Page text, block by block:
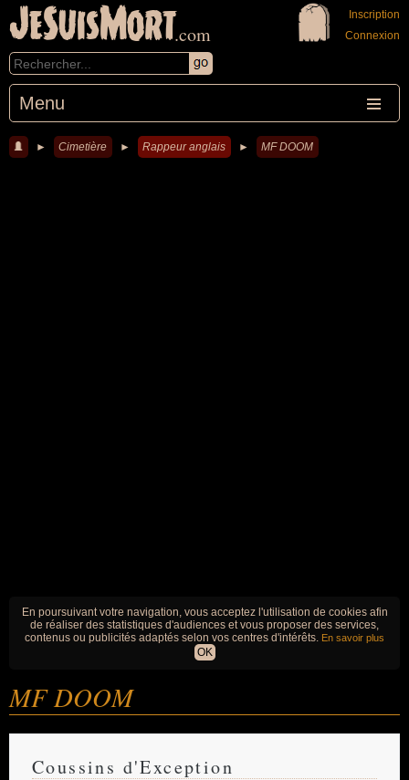
JeSuisMort.com
Menu
Inscription
Connexion
► Cimetière ► Rappeur anglais ► MF DOOM
En poursuivant votre navigation, vous acceptez l'utilisation de cookies afin
de réaliser des statistiques d'audiences et vous proposer des services,
contenus ou publicités adaptés selon vos centres d'intérêts. En savoir plus
OK
MF DOOM
Coussins d'Exception